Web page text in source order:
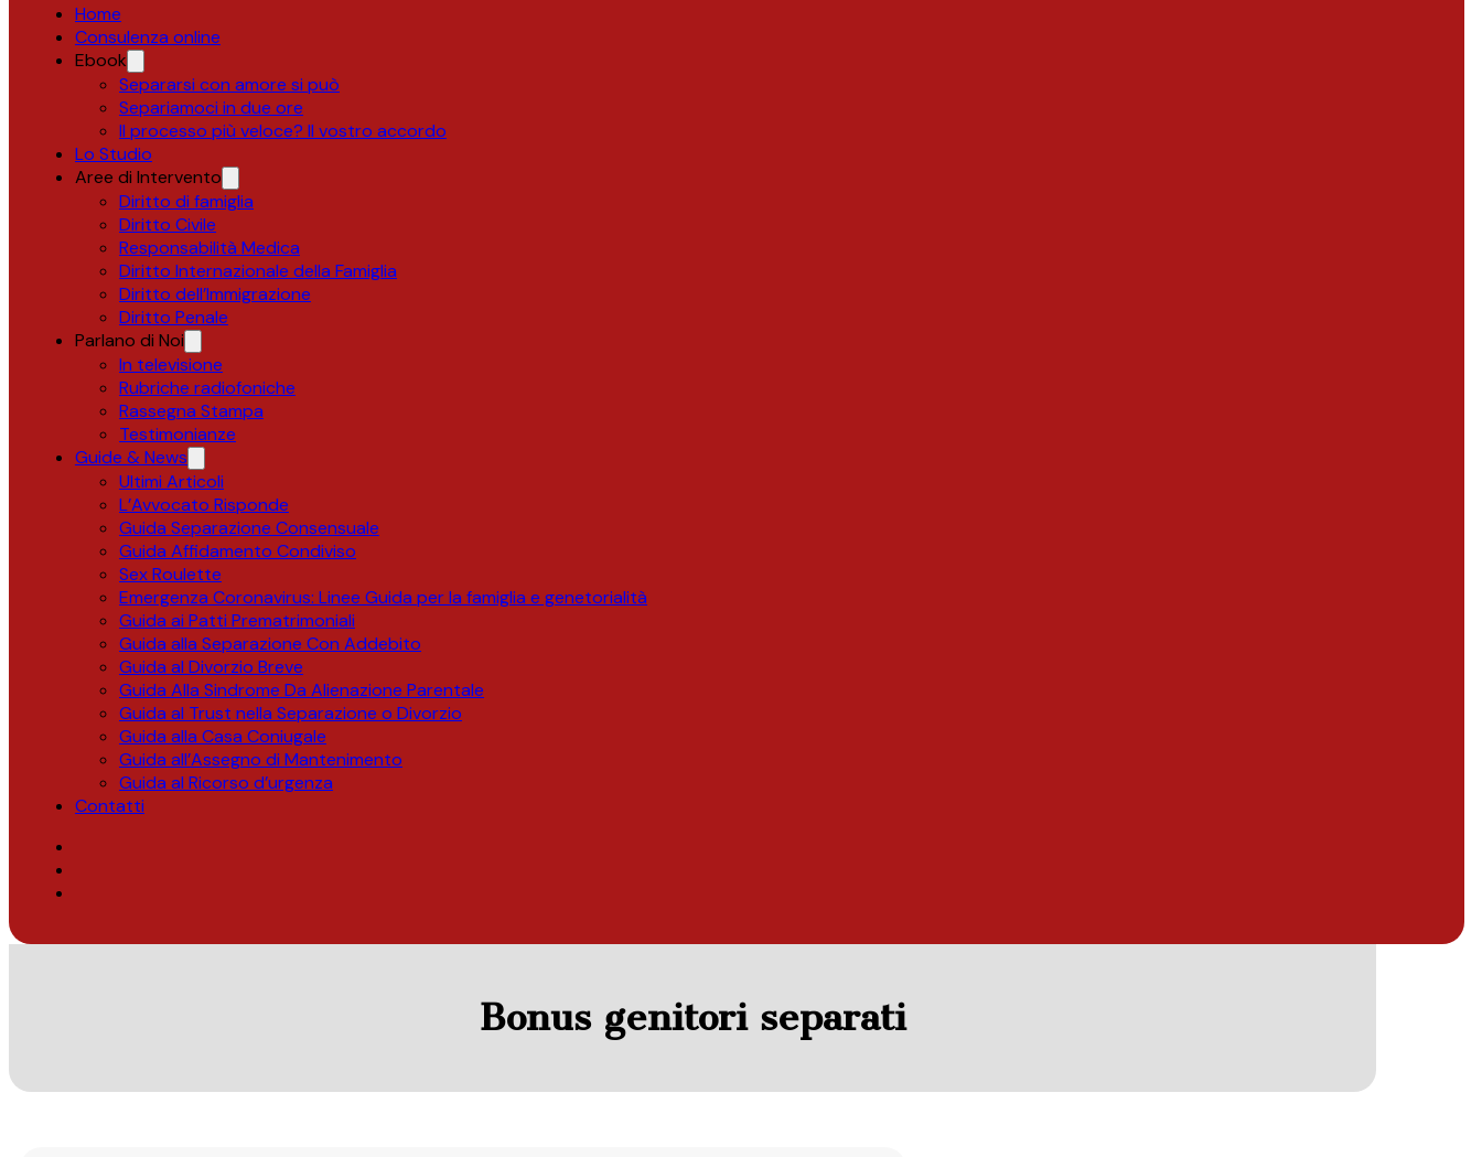
Home
Consulenza online
Ebook
Separarsi con amore si può
Separiamoci in due ore
Il processo più veloce? Il vostro accordo
Lo Studio
Aree di Intervento
Diritto di famiglia
Diritto Civile
Responsabilità Medica
Diritto Internazionale della Famiglia
Diritto dell’Immigrazione
Diritto Penale
Parlano di Noi
In televisione
Rubriche radiofoniche
Rassegna Stampa
Testimonianze
Guide & News
Ultimi Articoli
L’Avvocato Risponde
Guida Separazione Consensuale
Guida Affidamento Condiviso
Sex Roulette
Emergenza Coronavirus: Linee Guida per la famiglia e genetorialità
Guida ai Patti Prematrimoniali
Guida alla Separazione Con Addebito
Guida al Divorzio Breve
Guida Alla Sindrome Da Alienazione Parentale
Guida al Trust nella Separazione o Divorzio
Guida alla Casa Coniugale
Guida all’Assegno di Mantenimento
Guida al Ricorso d’urgenza
Contatti
Bonus genitori separati